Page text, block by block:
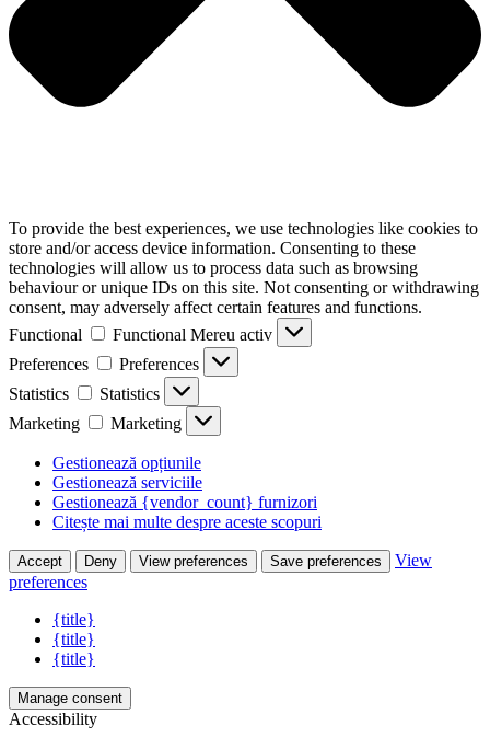
To provide the best experiences, we use technologies like cookies to
store and/or access device information. Consenting to these
technologies will allow us to process data such as browsing
behaviour or unique IDs on this site. Not consenting or withdrawing
consent, may adversely affect certain features and functions.
Functional
Functional Mereu activ
Preferences
Preferences
Statistics
Statistics
Marketing
Marketing
Gestionează opțiunile
Gestionează serviciile
Gestionează {vendor_count} furnizori
Citește mai multe despre aceste scopuri
Accept Deny View preferences Save preferences
View
preferences
{title}
{title}
{title}
Manage consent
Accessibility